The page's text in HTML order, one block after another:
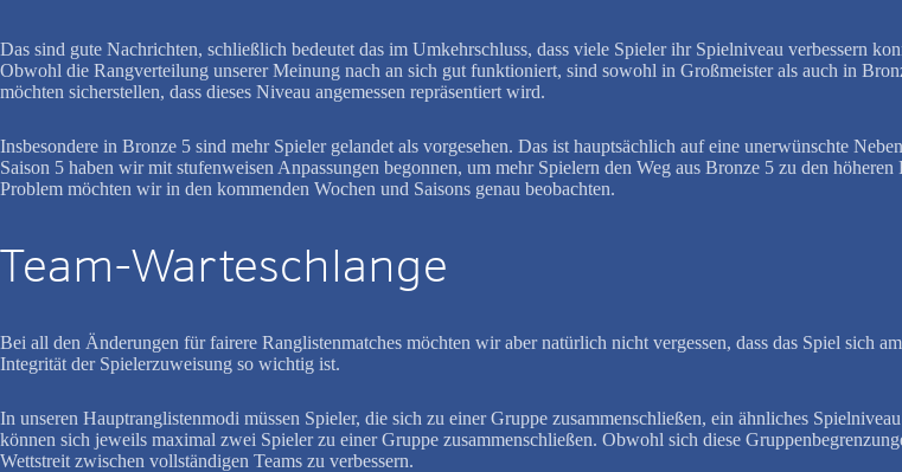
Das sind gute Nachrichten, schließlich bedeutet das im Umkehrschluss, dass viele Spieler ihr Spielniveau verbessern
Obwohl die Rangverteilung unserer Meinung nach an sich gut funktioniert, sind sowohl in Großmeister als auch in
möchten sicherstellen, dass dieses Niveau angemessen repräsentiert wird.
Insbesondere in Bronze 5 sind mehr Spieler gelandet als vorgesehen. Das ist hauptsächlich auf eine unerwünschte
Saison 5 haben wir mit stufenweisen Anpassungen begonnen, um mehr Spielern den Weg aus Bronze 5 zu den
Problem möchten wir in den kommenden Wochen und Saisons genau beobachten.
Team-Warteschlange
Bei all den Änderungen für fairere Ranglistenmatches möchten wir aber natürlich nicht vergessen, dass das Spiel sich
Integrität der Spielerzuweisung so wichtig ist.
In unseren Hauptranglistenmodi müssen Spieler, die sich zu einer Gruppe zusammenschließen, ein ähnliches
können sich jeweils maximal zwei Spieler zu einer Gruppe zusammenschließen. Obwohl sich diese
Wettstreit zwischen vollständigen Teams zu verbessern.